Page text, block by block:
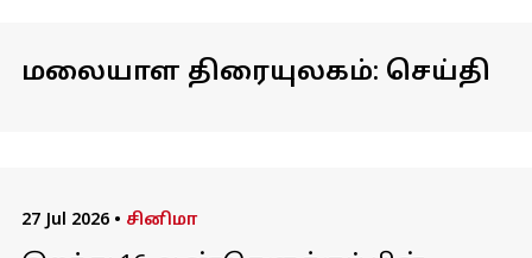
மலையாள திரையுலகம்: செய்தி
27 Jul 2026 • சினிமா